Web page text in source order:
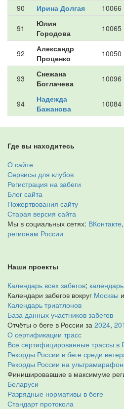
90 Ирина Долгая 10066
91
Юлия
Городова
10065
92
Александр
Проценко
10050
93
Снежана
Боглачева
10096
94
Надежда
Бажанова
10084
Где вы находитесь
О сайте
Сервисы для клубов
Регистрация на забеги
Блог сайта
Пожертвования сайту
Старая версия сайта
Мы в социальных сетях: ВКонтакте,
регионам России
Наши проекты
Календарь всех забегов;
Календари забегов вокруг Москвы и
Календарь триатлонов
База данных участников забегов
Отчёты о беге в России за 2024,
О сертификации трасс
Все сертифицированные трассы в
Рекорды России в беге среди
Рекорды России на
Финишировавшие в максимуме
Беларуси
Разрядные нормативы в беге
Стандарт протокола